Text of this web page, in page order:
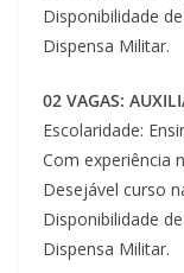
Disponibilidade
Dispensa Militar.
02 VAGAS:
Escolaridade:
Com experiência
Desejável curso
Disponibilidade
Dispensa Militar.